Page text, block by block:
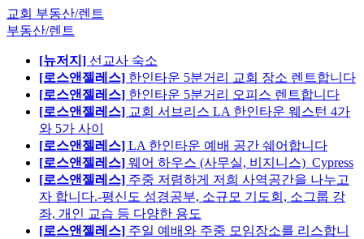
교회 부동산/렌트
부동산/렌트
[뉴저지] 선교사 숙소
[로스앤젤레스] 한인타운 5분거리 교회 장소 렌트합니다
[로스앤젤레스] 한인타운 5분거리 오피스 렌트합니다
[로스앤젤레스] 교회 서브리스 LA 한인타운 웨스턴 4가
와 5가 사이
[로스앤젤레스] LA 한인타운 예배 공간 쉐어합니다
[로스앤젤레스] 웨어 하우스 (사무실, 비지니스)_Cypress
[로스앤젤레스] 주중 저렴하게 저희 사역공간을 나누고
자 합니다.-평신도 성경공부, 소규모 기도회, 소그룹 강
좌, 개인 교습 등 다양한 용도
[로스앤젤레스] 주일 예배와 주중 모임장소를 리스합니